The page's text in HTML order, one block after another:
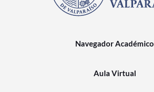
Navegador Académico
Aula Virtual